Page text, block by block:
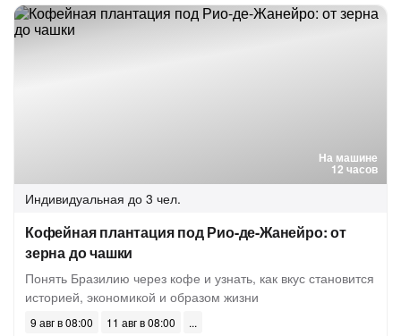
На машине
12 часов
Индивидуальная до 3 чел.
Кофейная плантация под Рио-де-Жанейро: от
зерна до чашки
Понять Бразилию через кофе и узнать, как вкус становится
историей, экономикой и образом жизни
9 авг в 08:00
11 авг в 08:00